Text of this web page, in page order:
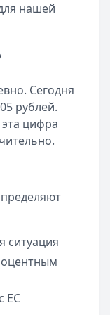
нашей
Сегодня
рублей.
цифра
ситуация
ЕС